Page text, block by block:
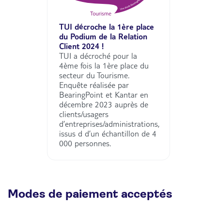
TUI décroche la 1ère place
du Podium de la Relation
Client 2024 !
TUI a décroché pour la
4ème fois la 1ère place du
secteur du Tourisme.
Enquête réalisée par
BearingPoint et Kantar en
décembre 2023 auprès de
clients/usagers
d’entreprises/administrations,
issus d d’un échantillon de 4
000 personnes.
Modes de paiement acceptés